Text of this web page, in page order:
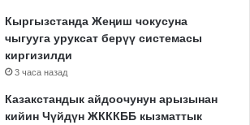
Кыргызстанда Жеңиш чокусуна
чыгууга уруксат берүү системасы
киргизилди
3 часа назад
Казакстандык айдоочунун арызынан
кийин Чүйдүн ЖКККББ кызматтык